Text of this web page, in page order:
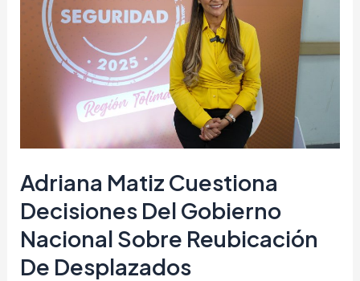
Adriana Matiz Cuestiona
Decisiones Del Gobierno
Nacional Sobre Reubicación
De Desplazados
decisiones
Gobierno
reubicación
desplazados